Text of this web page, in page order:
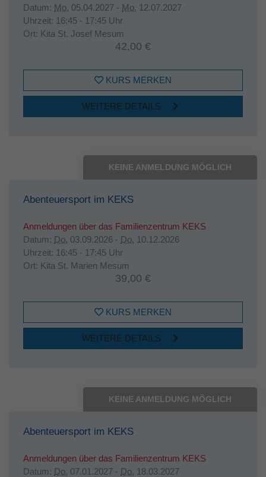
Datum: Mo. 05.04.2027 - Mo. 12.07.2027
Uhrzeit: 16:45 - 17:45 Uhr
Ort: Kita St. Josef Mesum
42,00 €
KURS MERKEN
WEITERE DETAILS
KEINE ANMELDUNG MÖGLICH
Abenteuersport im KEKS
Anmeldungen über das Familienzentrum KEKS
Datum: Do. 03.09.2026 - Do. 10.12.2026
Uhrzeit: 16:45 - 17:45 Uhr
Ort: Kita St. Marien Mesum
39,00 €
KURS MERKEN
WEITERE DETAILS
KEINE ANMELDUNG MÖGLICH
Abenteuersport im KEKS
Anmeldungen über das Familienzentrum KEKS
Datum: Do. 07.01.2027 - Do. 18.03.2027